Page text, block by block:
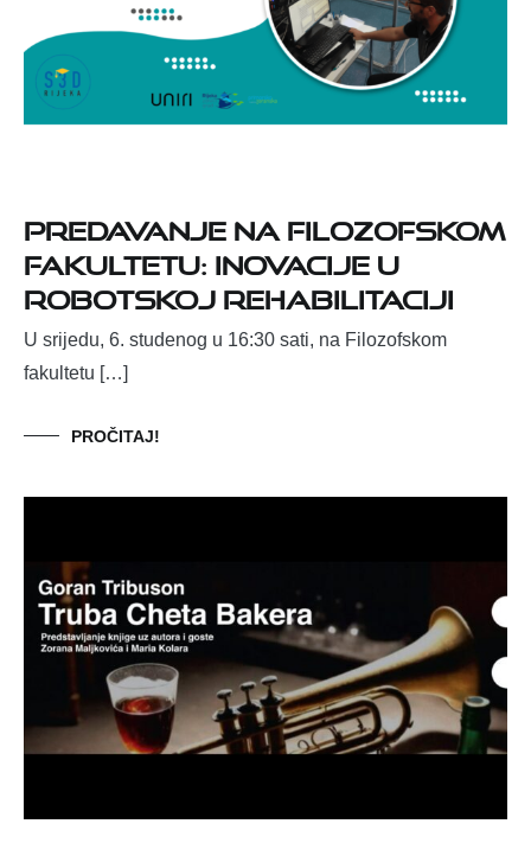
Predavanje na Filozofskom
fakultetu: Inovacije u
robotskoj rehabilitaciji
U srijedu, 6. studenog u 16:30 sati, na Filozofskom
fakultetu […]
PROČITAJ!